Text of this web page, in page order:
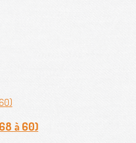
à 60)